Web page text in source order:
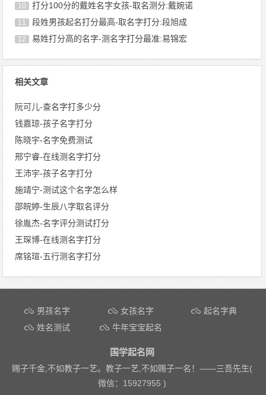
10 打分100分的戴姓名字女孩-取名测分:戴婉诺
11 段姓男孩起名打分最高-取名字打分:段旭成
12 易姓打分高的名字-测名字打分最准:易锦宏
相关文章
阮可儿-查名字打多少分
钱嘉琼-孩子名字打分
陈晓宇-名字免费测试
邢宁睿-在线测名字打分
王沛宇-孩子名字打分
施靖宁-测试这个名字怎么样
邵皖婷-生辰八字取名评分
徐胤杰-名字评分测试打分
王琛博-在线测名字打分
席铭瑄-五行测名字打分
文章导航
男孩名字 女孩名字
起名字典
姓名测试
牛年宝宝起名
国学起名网
赐子千金,不如教子一艺。教子一艺,不如赐子一名！——三吾先生(
微信：15927955 )